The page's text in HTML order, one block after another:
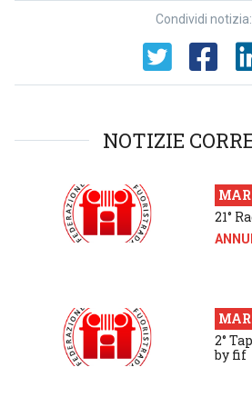
Condividi notizia:
NOTIZIE
21°
2°
by fif